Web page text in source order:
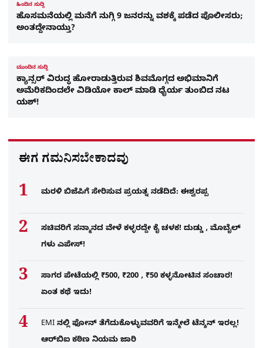
ಹಿಂದಿನ ಸುದ್ದಿ
ಹೊಸಮನೆಯಲ್ಲಿ ಮನೆಗೆ ನುಗ್ಗಿ 9 ಜನರನ್ನು ವಶಕ್ಕೆ ಪಡೆದ ಪೊಲೀಸರು;
ಅಂತದ್ದೇನಾಯ್ತು?
ಮುಂದಿನ ಸುದ್ದಿ
ಕ್ಯಾನ್ಸರ್ ವಿರುದ್ಧ ಹೋರಾಡುತ್ತಿರುವ ಶಿವಮೊಗ್ಗದ ಅಭಿಮಾನಿಗೆ
ಅಮೆರಿಕದಿಂದಲೇ ವಿಡಿಯೋ ಕಾಲ್ ಮಾಡಿ ಧೈರ್ಯ ತುಂಬಿದ ನಟ
ಯಶ್!
ಈಗ ಗಮನಿಸಬೇಕಾದವು
ಮರಳಿ ಬಿಜೆಪಿಗೆ ಸೇರಿಸುವ ಪ್ರಯತ್ನ ನಡೆದಿದೆ: ಈಶ್ವರಪ್ಪ
ಸಚಿವರಿಗೆ ಸನ್ಮಾನದ ವೇಳೆ ಕಳ್ಳರದ್ದೇ ಕೈ ಚಳಕ! ದುಡ್ಡು , ಮೊಬೈಲ್​
ಗಳು ಎಪೇಸ್!
ಸಾಗರ ಪೇಟೆಯಲ್ಲಿ ₹500, ₹200 , ₹50 ಕಳ್ಳನೋಟಿನ ಸಂಚಾರ!
ಏಂತ ಕಥೆ ಇದು!
EMI ನಲ್ಲಿ ಫೋನ್​ ತೆಗೆದುಕೊಳ್ಳುವವರಿಗೆ ಇನ್ಮೇಲೆ ಟೆನ್ಶನ್​ ಇರಲ್ಲ!
ಆರ್‌ಬಿಐ ಕಠಿಣ ನಿಯಮ ಜಾರಿ